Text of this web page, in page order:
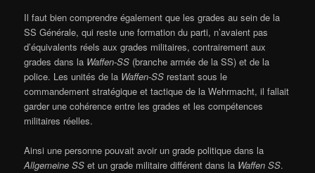
Il faut bien comprendre également que les grades au sein de la
SS Générale, qui reste une formation du parti, n’avaient pas
d’équivalents réels aux grades militaires, contrairement aux
grades dans la Waffen-SS (branche armée de la SS) et de la
police. Les unités de la Waffen-SS restant sous le
commandement stratégique et tactique de la Wehrmacht, il fallait
garder une cohérence entre les grades et les compétences
militaires réelles.
Ainsi une personne pouvait avoir un grade politique dans la
Allgemeine SS et un grade militaire différent dans la Waffen SS.